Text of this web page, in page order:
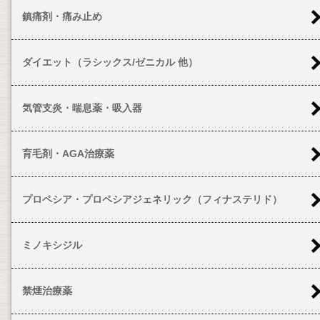
鎮痛剤・痛み止め
ダイエット（ラシックス/ゼニカル 他）
気管支炎・喘息薬・吸入器
育毛剤・AGA治療薬
プロペシア・プロペシアジェネリック（フィナステリド）
ミノキシジル
禁煙治療薬